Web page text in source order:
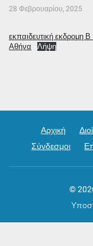
28 Φεβρουαρίου, 2025
εκπαιδευτική εκδρομη
Αθήνα
Λήψη
Αρχική
Σύνδεσμοι
©